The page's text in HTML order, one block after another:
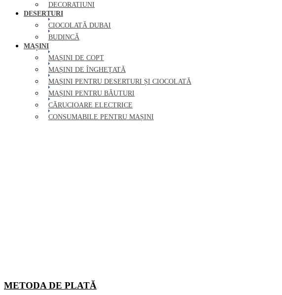
DECORATIUNI
DESERTURI
CIOCOLATĂ DUBAI
BUDINCĂ
MAȘINI
MAȘINI DE COPT
MAȘINI DE ÎNGHEȚATĂ
MAȘINI PENTRU DESERTURI ȘI CIOCOLATĂ
MAȘINI PENTRU BĂUTURI
CĂRUCIOARE ELECTRICE
CONSUMABILE PENTRU MAȘINI
METODA DE PLATĂ